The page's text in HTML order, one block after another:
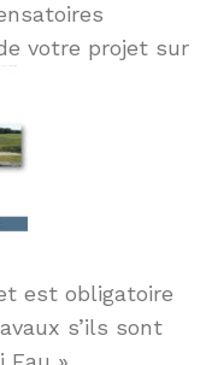
votre projet sur
est obligatoire
s’ils sont